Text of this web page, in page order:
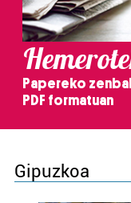
Papereko
PDF formatuan
Gipuzkoa